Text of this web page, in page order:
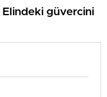
Elindeki güvercini